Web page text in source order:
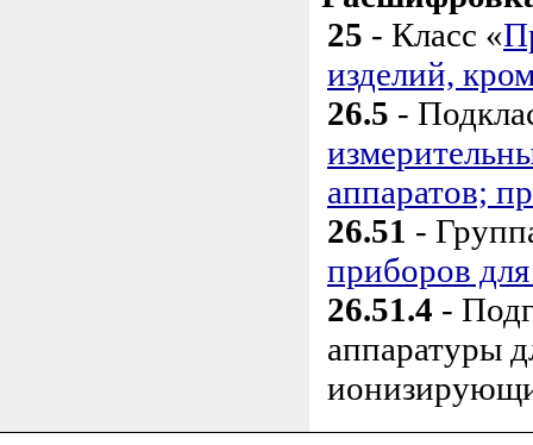
25 - Класс «
изделий,
26.5 -
аппаратов;
26.51 -
приборов
26.51.4 -
аппаратуры